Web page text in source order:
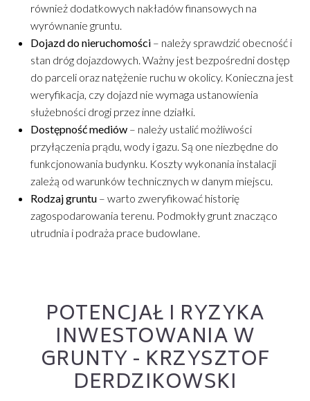
również dodatkowych nakładów finansowych na
wyrównanie gruntu.
Dojazd do nieruchomości – należy sprawdzić obecność i
stan dróg dojazdowych. Ważny jest bezpośredni dostęp
do parceli oraz natężenie ruchu w okolicy. Konieczna jest
weryfikacja, czy dojazd nie wymaga ustanowienia
służebności drogi przez inne działki.
Dostępność mediów – należy ustalić możliwości
przyłączenia prądu, wody i gazu. Są one niezbędne do
funkcjonowania budynku. Koszty wykonania instalacji
zależą od warunków technicznych w danym miejscu.
Rodzaj gruntu – warto zweryfikować historię
zagospodarowania terenu. Podmokły grunt znacząco
utrudnia i podraża prace budowlane.
POTENCJAŁ I RYZYKA
INWESTOWANIA W
GRUNTY - KRZYSZTOF
DERDZIKOWSKI